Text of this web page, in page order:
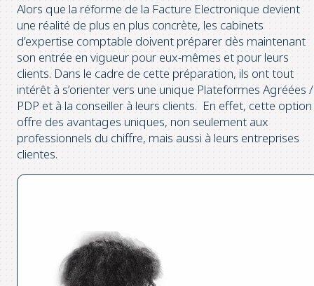
Alors que la réforme de la Facture Electronique devient
une réalité de plus en plus concrète, les cabinets
d’expertise comptable doivent préparer dès maintenant
son entrée en vigueur pour eux-mêmes et pour leurs
clients. Dans le cadre de cette préparation, ils ont tout
intérêt à s’orienter vers une unique Plateformes Agréées /
PDP et à la conseiller à leurs clients. En effet, cette option
offre des avantages uniques, non seulement aux
professionnels du chiffre, mais aussi à leurs entreprises
clientes.